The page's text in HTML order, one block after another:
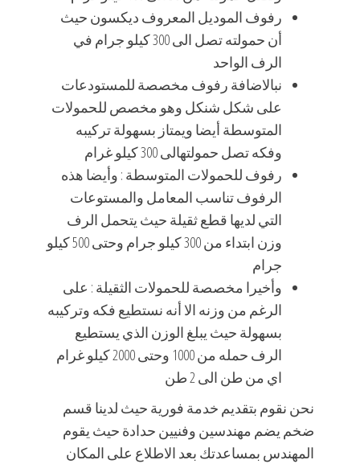
رفوف الموديل المعروف ديكسون حيث
أن حمولته تصل الى 300 كيلو جرام في
الرف الواحد
نبالاضافة رفوف مخصصة للمستودعات
على شكل شنكل وهو مخصص للحمولات
المتوسطة أيضا ويمتاز بسهولة تركيبه
وفكه تصل حمولتهالى 300 كيلو غرام
رفوف للحمولات المتوسطة : وأيضا هذه
الرفوف تناسب المعامل والمستوعات
التي لديها قطع ثقيلة حيث يتحمل الرف
وزن ابتداء من 300 كيلو جرام وحتى 500 كيلو
جرام
وأخيرا مخصصة للحمولات الثقيلة : على
الرغم من وزنه الا أنه نستطيع فكه وتركيبه
بسهولة حيث يبلغ الوزن الذي يستطيع
الرف حمله من 1000 وحتى 2000 كيلو غرام
اي من طن الى 2 طن
نحن نقوم بتقديم خدمة فورية حيث لدينا قسم
ضخم يضم مهندسين وفنيين حدادة حيث يقوم
المهندس بمساعدتك بعد الاطلاع على المكان